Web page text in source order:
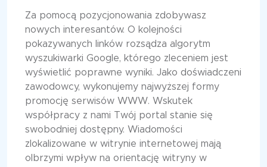
Za pomocą pozycjonowania zdobywasz
nowych interesantów. O kolejności
pokazywanych linków rozsądza algorytm
wyszukiwarki Google, którego zleceniem jest
wyświetlić poprawne wyniki. Jako doświadczeni
zawodowcy, wykonujemy najwyższej formy
promocję serwisów WWW. Wskutek
współpracy z nami Twój portal stanie się
swobodniej dostępny. Wiadomości
zlokalizowane w witrynie internetowej mają
olbrzymi wpływ na orientację witryny w